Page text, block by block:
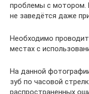
проблемы с мотором.
не заведётся даже
Необходимо
местах с
На данной
зуб по часовой
распространенных